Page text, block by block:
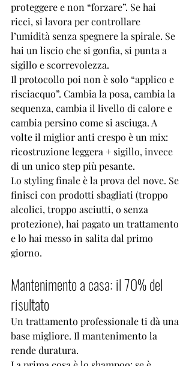
proteggere e non “forzare”. Se hai
ricci, si lavora per controllare
l’umidità senza spegnere la spirale. Se
hai un liscio che si gonfia, si punta a
sigillo e scorrevolezza.
Il protocollo poi non è solo “applico e
risciacquo”. Cambia la posa, cambia la
sequenza, cambia il livello di calore e
cambia persino come si asciuga. A
volte il miglior anti crespo è un mix:
ricostruzione leggera + sigillo, invece
di un unico step più pesante.
Lo styling finale è la prova del nove. Se
finisci con prodotti sbagliati (troppo
alcolici, troppo asciutti, o senza
protezione), hai pagato un trattamento
e lo hai messo in salita dal primo
giorno.
Mantenimento a casa: il 70% del
risultato
Un trattamento professionale ti dà una
base migliore. Il mantenimento la
rende duratura.